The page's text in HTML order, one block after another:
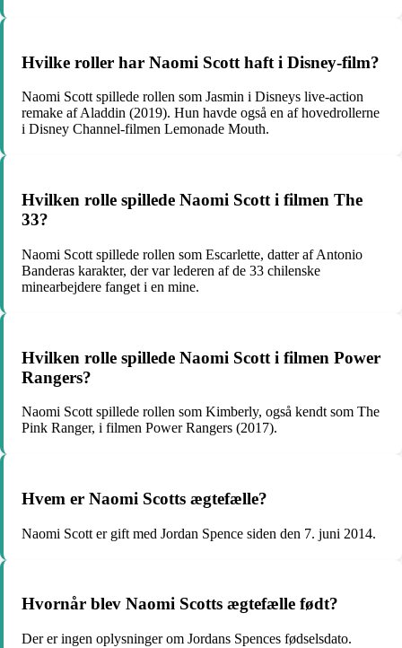
Hvilke roller har Naomi Scott haft i Disney-film?
Naomi Scott spillede rollen som Jasmin i Disneys live-action
remake af Aladdin (2019). Hun havde også en af hovedrollerne
i Disney Channel-filmen Lemonade Mouth.
Hvilken rolle spillede Naomi Scott i filmen The
33?
Naomi Scott spillede rollen som Escarlette, datter af Antonio
Banderas karakter, der var lederen af de 33 chilenske
minearbejdere fanget i en mine.
Hvilken rolle spillede Naomi Scott i filmen Power
Rangers?
Naomi Scott spillede rollen som Kimberly, også kendt som The
Pink Ranger, i filmen Power Rangers (2017).
Hvem er Naomi Scotts ægtefælle?
Naomi Scott er gift med Jordan Spence siden den 7. juni 2014.
Hvornår blev Naomi Scotts ægtefælle født?
Der er ingen oplysninger om Jordans Spences fødselsdato.